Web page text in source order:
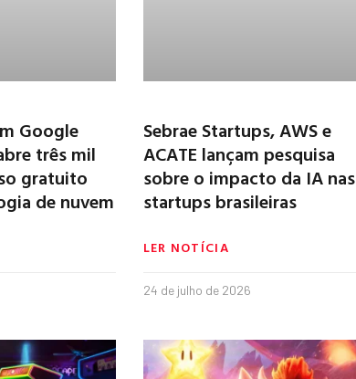
Google
três mil
gratuito
de nuvem
Sebrae Startups, AWS e
ACATE lançam pesquisa
sobre o impacto da IA nas
startups brasileiras
LER NOTÍCIA
24 de julho de 2026